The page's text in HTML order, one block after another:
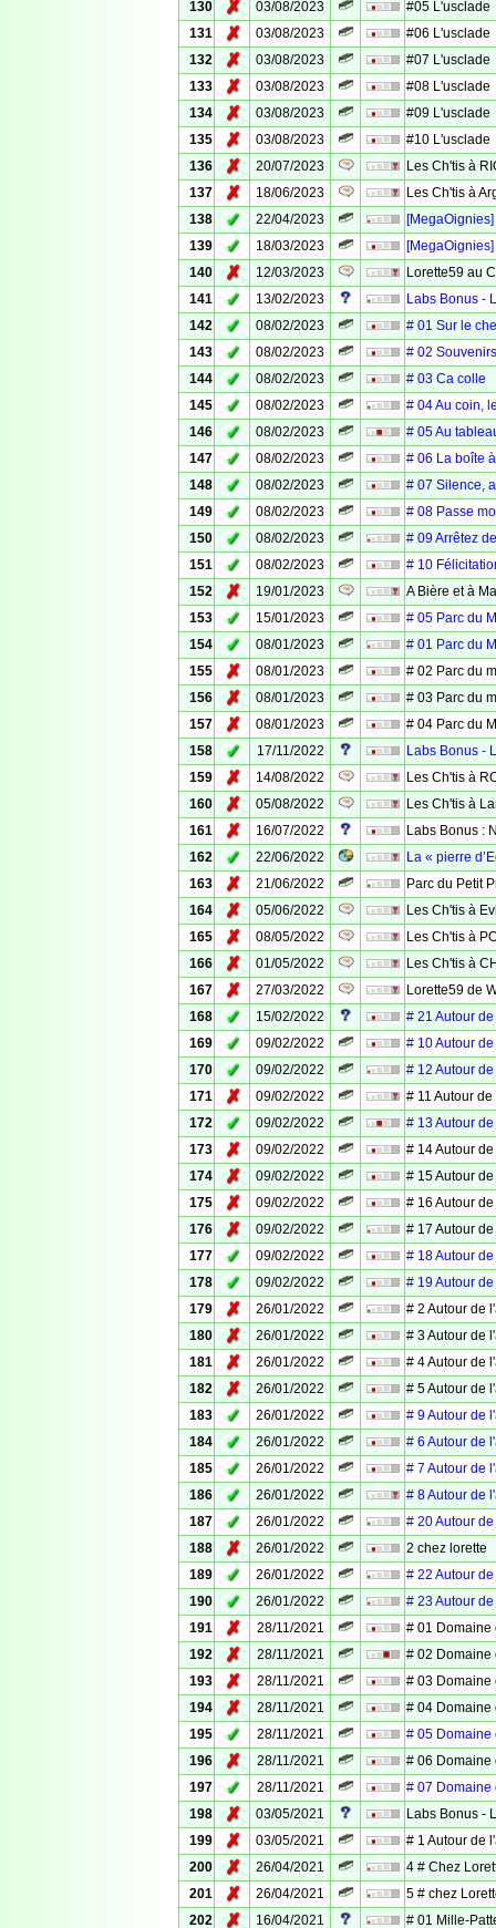
130 ✗ 03/08/2023
#05 L'usclade
131
✗ 03/08/2023
#06 L'usclade
132
✗ 03/08/2023
#07 L'usclade
133
✗ 03/08/2023
#08 L'usclade
134
✗ 03/08/2023
#09 L'usclade
135
✗ 03/08/2023
#10 L'usclade
136
✗ 20/07/2023
Les Ch'tis à
137
✗ 18/06/2023
Les Ch'tis à
138
✓ 22/04/2023
139
✓ 18/03/2023
140
✗ 12/03/2023
Lorette59 au
141
✓ 13/02/2023
Labs Bonus -
142
✓ 08/02/2023
# 01 Sur le
143
✓ 08/02/2023
# 02 Souvenirs
144
✓ 08/02/2023
# 03 Ca colle
145
✓ 08/02/2023
# 04 Au coin,
146
✓ 08/02/2023
# 05 Au
147
✓ 08/02/2023
# 06 La boîte
148
✓ 08/02/2023
# 07 Silence,
149
✓ 08/02/2023
# 08 Passe
150
✓ 08/02/2023
# 09 Arrêtez
151
✓ 08/02/2023
# 10
152
✗ 19/01/2023
A Bière et à
153
✓ 15/01/2023
# 05 Parc du
154
✓ 08/01/2023
# 01 Parc du
155
✗ 08/01/2023
# 02 Parc du
156
✗ 08/01/2023
# 03 Parc du
157
✗ 08/01/2023
# 04 Parc du
158
✓ 17/11/2022
Labs Bonus -
159
✗ 14/08/2022
Les Ch'tis à
160
✗ 05/08/2022
Les Ch'tis à
161
✗ 16/07/2022
Labs Bonus :
162
✓ 22/06/2022
La « pierre
163
✗ 21/06/2022
Parc du Petit
164
✗ 05/06/2022
Les Ch'tis à
165
✗ 08/05/2022
Les Ch'tis à
166
✗ 01/05/2022
Les Ch'tis à
167
✗ 27/03/2022
Lorette59 de
168
✓ 15/02/2022
# 21 Autour
169
✓ 09/02/2022
# 10 Autour
170
✓ 09/02/2022
# 12 Autour
171
✗ 09/02/2022
# 11 Autour
172
✓ 09/02/2022
# 13 Autour
173
✗ 09/02/2022
# 14 Autour
174
✗ 09/02/2022
# 15 Autour
175
✗ 09/02/2022
# 16 Autour
176
✗ 09/02/2022
# 17 Autour
177
✓ 09/02/2022
# 18 Autour
178
✓ 09/02/2022
# 19 Autour
179
✗ 26/01/2022
# 2 Autour de
180
✗ 26/01/2022
# 3 Autour de
181
✗ 26/01/2022
# 4 Autour de
182
✗ 26/01/2022
# 5 Autour de
183
✓ 26/01/2022
# 9 Autour de
184
✓ 26/01/2022
# 6 Autour de
185
✓ 26/01/2022
# 7 Autour de
186
✓ 26/01/2022
# 8 Autour de
187
✓ 26/01/2022
# 20 Autour
188
✗ 26/01/2022
2 chez lorette
189
✓ 26/01/2022
# 22 Autour
190
✓ 26/01/2022
# 23 Autour
191
✗ 28/11/2021
# 01 Domaine
192
✗ 28/11/2021
# 02 Domaine
193
✗ 28/11/2021
# 03 Domaine
194
✗ 28/11/2021
# 04 Domaine
195
✓ 28/11/2021
# 05 Domaine
196
✗ 28/11/2021
# 06 Domaine
197
✓ 28/11/2021
# 07 Domaine
198
✗ 03/05/2021
Labs Bonus -
199
✗ 03/05/2021
# 1 Autour de
200
✗ 26/04/2021
4 # Chez
201
✗ 26/04/2021
5 # chez
202
✗ 16/04/2021
# 01 Mille-